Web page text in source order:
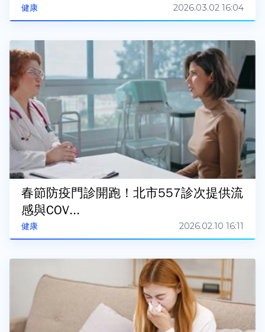
健康 2026.03.02 16:04
健康
春節防疫門診開跑！北市557診次提供流
感與COV...
2026.02.10 16:11